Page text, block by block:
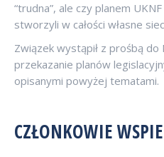
“trudna”, ale czy planem
stworzyli w całości własne
Związek wystąpił z prośbą
przekazanie planów
opisanymi powyżej tematami.
CZŁONKOWIE